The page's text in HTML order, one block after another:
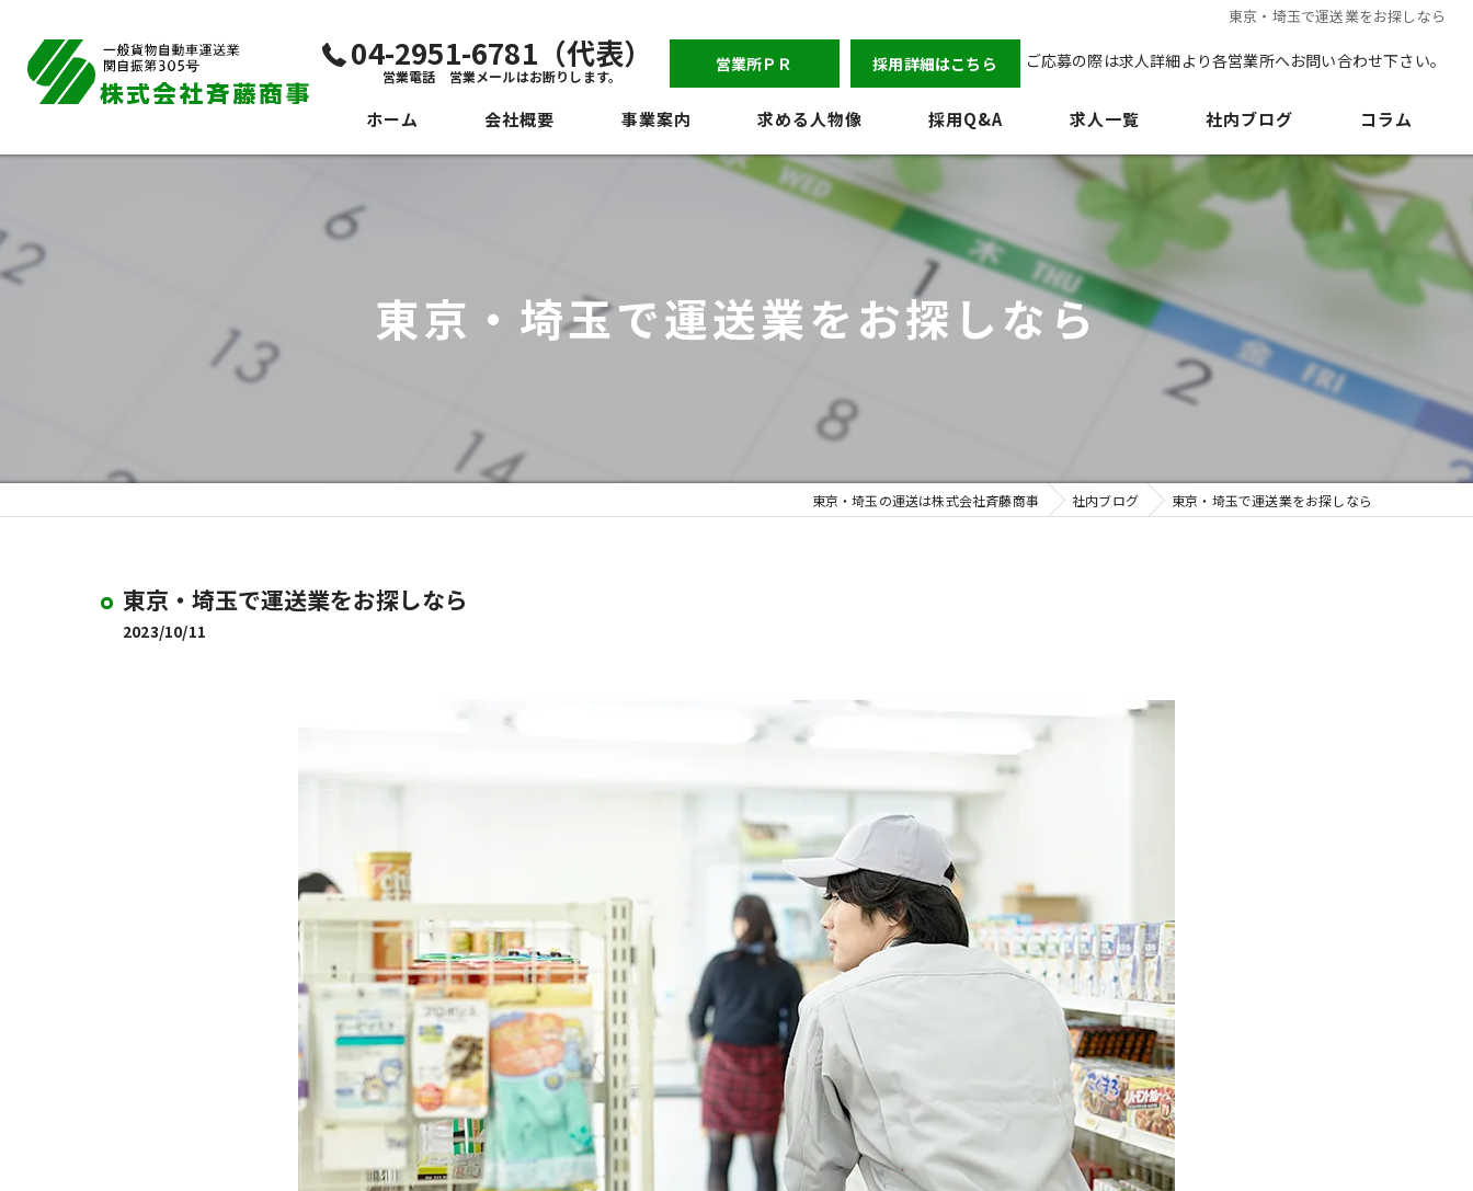
東京・埼玉で運送業をお探しなら
04-2951-6781（代表）
営業電話 営業メールはお断りします。
営業所ＰＲ 採用詳細はこちら ご応募の際は求人詳細より各営業所へお問い合わせ下さい。
ホーム 会社概要
社員紹介
事業案内 求める人物像 採用Q&A 求人一覧 社内ブログ コラム
東京・埼玉で運送業をお探しなら
東京・埼玉の運送は株式会社斉藤商事 社内ブログ 東京・埼玉で運送業をお探しなら
東京・埼玉で運送業をお探しなら
2023/10/11